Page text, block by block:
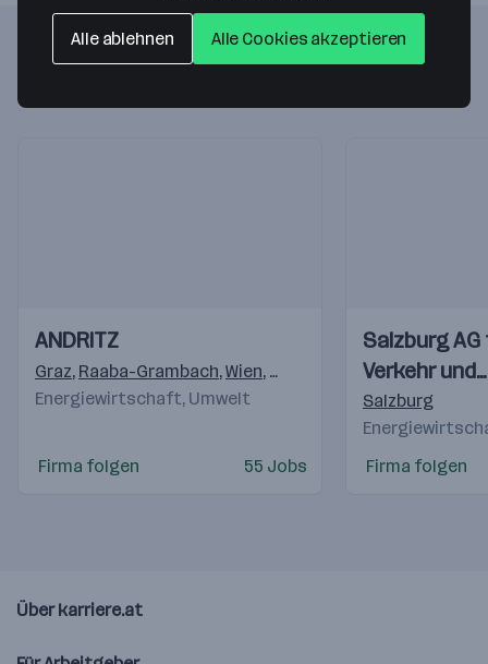
Folgende Firmen könnten dich auch
interessieren
Videos
Einblicke
Einblicke
ANDRITZ
Graz, Raaba-Grambach,Wien, St. Pölten Weiz,Linz
Energiewirtschaft, Umwelt
Firma folgen 55 Jobs
Videos
Einblicke
Einblicke
Salzburg
Verkehr und
Salzburg
Firma folgen
Über karriere.at
Alle ablehnen Alle Cookies akzeptieren